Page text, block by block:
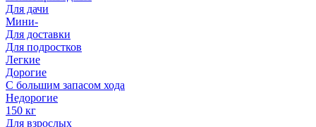
Для дачи
Мини-
Для доставки
Для подростков
Легкие
Дорогие
С большим запасом хода
Недорогие
150 кг
Для взрослых